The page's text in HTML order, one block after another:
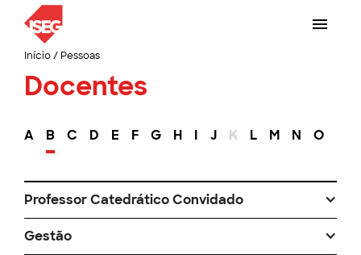
Início/ Pessoas
Docentes
A B C D E F G H I J K L M N O
Professor Catedrático Convidado
Gestão